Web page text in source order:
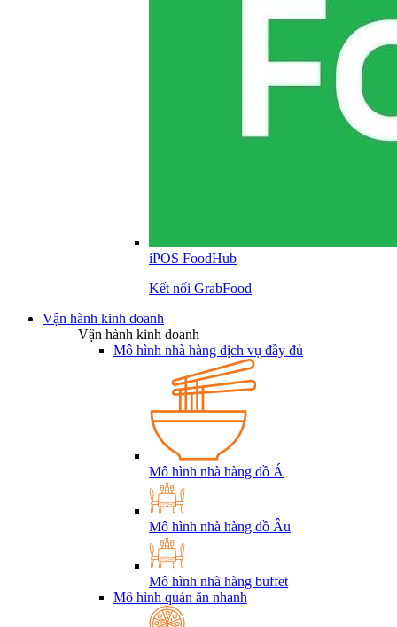
iPOS FoodHub
Kết nối GrabFood
Vận hành kinh doanh
Vận hành kinh doanh
Mô hình nhà hàng dịch vụ đầy đủ
Mô hình nhà hàng đồ Á
Mô hình nhà hàng đồ Âu
Mô hình nhà hàng buffet
Mô hình quán ăn nhanh